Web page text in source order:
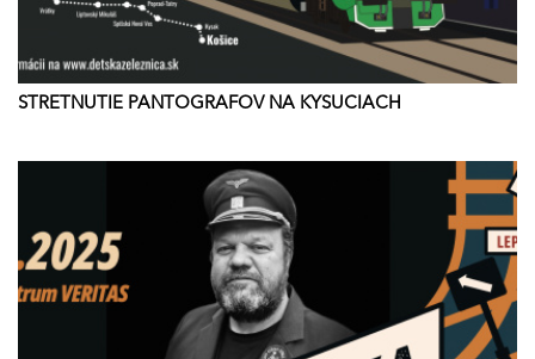
STRETNUTIE PANTOGRAFOV NA KYSUCIACH